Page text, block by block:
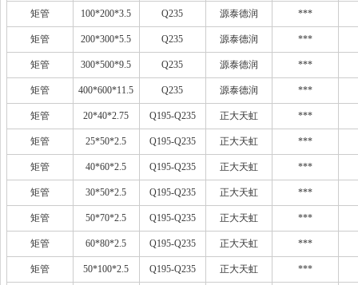
矩管 100*200*3.5 Q235 源泰德润 ***
矩管 200*300*5.5 Q235 源泰德润 ***
矩管 300*500*9.5 Q235 源泰德润 ***
矩管 400*600*11.5 Q235 源泰德润 ***
矩管 20*40*2.75 Q195-Q235 正大天虹 ***
矩管 25*50*2.5 Q195-Q235 正大天虹 ***
矩管 40*60*2.5 Q195-Q235 正大天虹 ***
矩管 30*50*2.5 Q195-Q235 正大天虹 ***
矩管 50*70*2.5 Q195-Q235 正大天虹 ***
矩管 60*80*2.5 Q195-Q235 正大天虹 ***
矩管 50*100*2.5 Q195-Q235 正大天虹 ***